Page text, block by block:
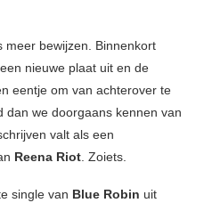
meer bewijzen. Binnenkort
nieuwe plaat uit en de
eentje om van achterover te
dan we doorgaans kennen van
valt als een
Reena Riot. Zoiets.
single van Blue Robin uit